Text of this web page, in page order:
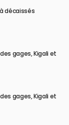
décaissés
gages, Kigali et
gages, Kigali et